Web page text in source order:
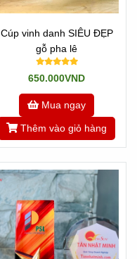
Cúp vinh danh SIÊU ĐẸP
gỗ pha lê
650.000VND
Mua ngay
Thêm vào giỏ hàng